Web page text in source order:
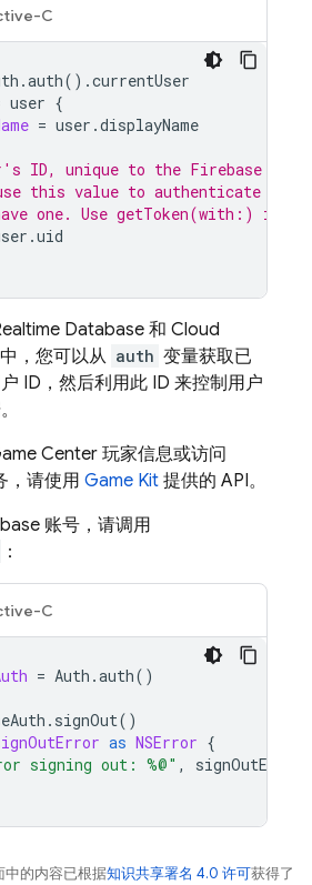
C
.auth().currentUser
user {
= user .displayName
ID, unique to the Firebase
this value to authenticate with
one. Use getToken(with:)
.uid
Database 和 Cloud
，您可以从 auth 变量获取已
ID，然后利用此 ID 来控制用户
Center 玩家信息或访问
，请使用 Game Kit 提供的 API。
账号，请调用
：
C
= Auth .auth()
. signOut()
as NSError {
signing out: %@" , signOutError
中的内容已根据知识共享署名 4.0 许可获得了